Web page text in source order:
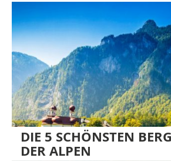
DIE 5 SCHÖNSTEN
DER ALPEN